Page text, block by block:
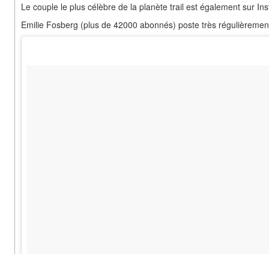
Le couple le plus célèbre de la planète trail est également sur
Emilie Fosberg (plus de 42000 abonnés) poste très